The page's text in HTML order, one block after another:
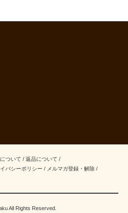
ついて / 返品について /
バシーポリシー / メルマガ登録・解除 /
All Rights Reserved.